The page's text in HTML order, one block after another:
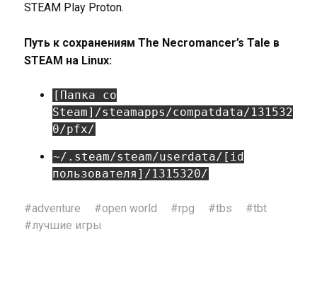
STEAM Play Proton.
Путь к сохранениям The Necromancer’s Tale в
STEAM на Linux:
[Папка со
Steam]/steamapps/compatdata/131532
0/pfx/
~/.steam/steam/userdata/[id
пользователя]/1315320/
#adventure #open world #rpg #tbs #tbt
#лучшие игры